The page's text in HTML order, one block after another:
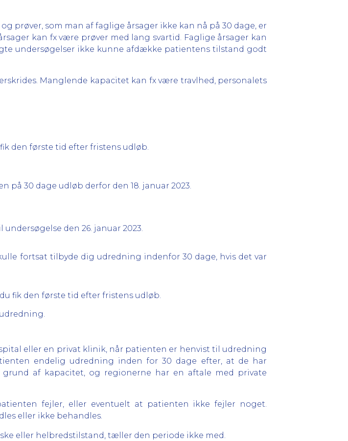
prøver, som man af faglige årsager ikke kan nå på 30 dage, er
kan fx være prøver med lang svartid. Faglige årsager kan
undersøgelser ikke kunne afdække patientens tilstand godt
Manglende kapacitet kan fx være travlhed, personalets
den første tid efter fristens udløb.
på 30 dage udløb derfor den 18. januar 2023.
den 26. januar 2023.
fortsat tilbyde dig udredning indenfor 30 dage, hvis det var
fik den første tid efter fristens udløb.
eller en privat klinik, når patienten er henvist til udredning
endelig udredning inden for 30 dage efter, at de har
af kapacitet, og regionerne har en aftale med private
fejler, eller eventuelt at patienten ikke fejler noget.
eller ikke behandles.
eller helbredstilstand, tæller den periode ikke med.